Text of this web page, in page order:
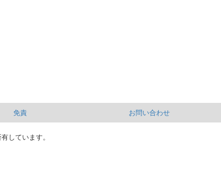
免責 お問い合わせ
しています。